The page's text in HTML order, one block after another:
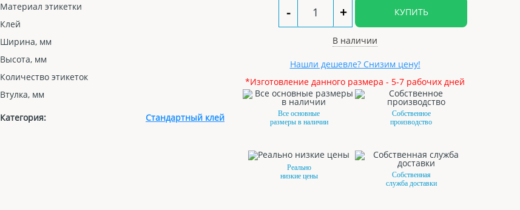
Материал этикетки
Клей
Ширина, мм
Высота, мм
Количество этикеток
Втулка, мм
Категория:
Стандартный клей
- + КУПИТЬ
В наличии
Нашли дешевле? Снизим цену!
*Изготовление данного размера - 5-7 рабочих дней
Все основные
размеры в наличии
Собственное
производство
Реально
низкие цены
Собственная
служба доставки